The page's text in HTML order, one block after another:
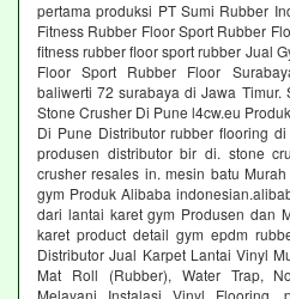
pertama produksi PT Sumi Rubber
Fitness Rubber Floor Sport Rubber
fitness rubber floor sport rubber Jual
Floor Sport Rubber Floor
baliwerti 72 surabaya di Jawa Timur.
Stone Crusher Di Pune l4cw.eu
Di Pune Distributor rubber flooring
produsen distributor bir di. stone
crusher resales in. mesin batu
gym Produk Alibaba
dari lantai karet gym Produsen dan
karet product detail gym epdm
Distributor Jual Karpet Lantai Vinyl
Mat Roll (Rubber), Water Trap,